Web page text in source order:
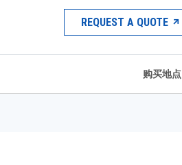
REQUEST A QUOTE
购买地点